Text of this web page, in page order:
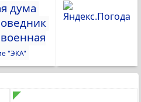
дума
"ЭКА"